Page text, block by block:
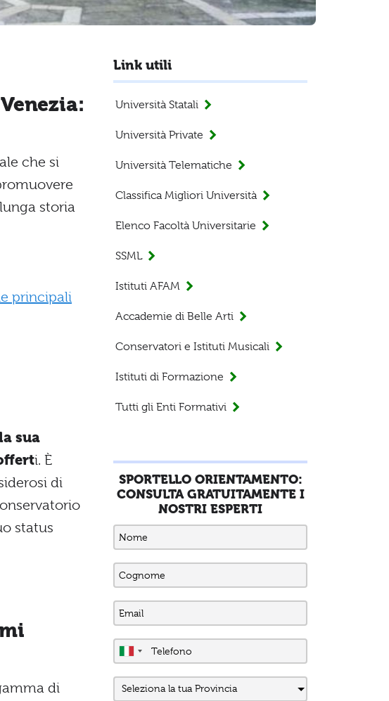
che si
storia
principali
sua
i. È
di
status
di
Link utili
Università Statali
Università Private
Università Telematiche
Classifica Migliori Università
Elenco Facoltà Universitarie
SSML
Istituti AFAM
Accademie di Belle Arti
Conservatori e Istituti Musicali
Istituti di Formazione
Tutti gli Enti Formativi
SPORTELLO ORIENTAMENTO:
CONSULTA GRATUITAMENTE I
NOSTRI ESPERTI